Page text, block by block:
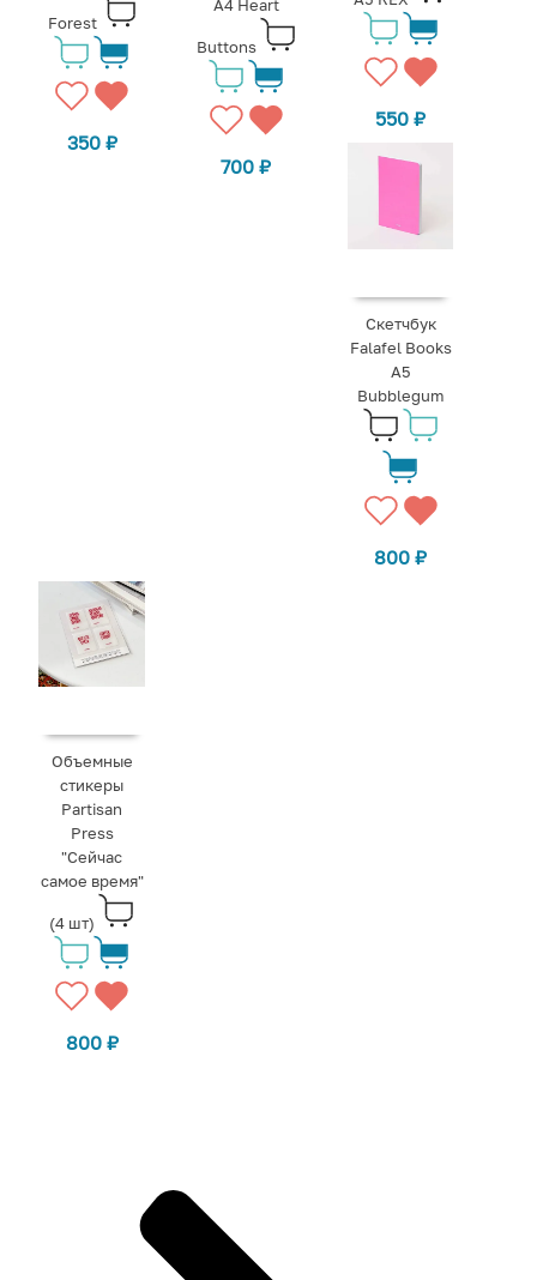
Forest
350 ₽
A4 Heart
Buttons
700₽
550₽
Скетчбук
Falafel Books
А5
Bubblegum
800₽
Объемные
стикеры
Partisan
Press
"Сейчас
самое время"
(4 шт)
800 ₽